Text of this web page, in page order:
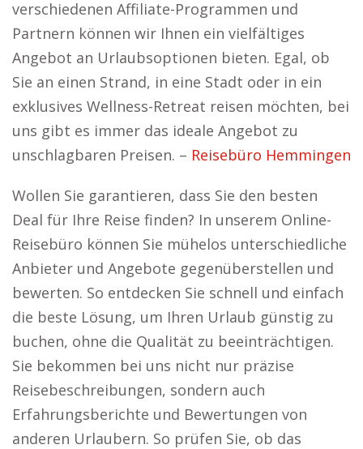
verschiedenen Affiliate-Programmen und
Partnern können wir Ihnen ein vielfältiges
Angebot an Urlaubsoptionen bieten. Egal, ob
Sie an einen Strand, in eine Stadt oder in ein
exklusives Wellness-Retreat reisen möchten, bei
uns gibt es immer das ideale Angebot zu
unschlagbaren Preisen. – Reisebüro Hemmingen
Wollen Sie garantieren, dass Sie den besten
Deal für Ihre Reise finden? In unserem Online-
Reisebüro können Sie mühelos unterschiedliche
Anbieter und Angebote gegenüberstellen und
bewerten. So entdecken Sie schnell und einfach
die beste Lösung, um Ihren Urlaub günstig zu
buchen, ohne die Qualität zu beeinträchtigen.
Sie bekommen bei uns nicht nur präzise
Reisebeschreibungen, sondern auch
Erfahrungsberichte und Bewertungen von
anderen Urlaubern. So prüfen Sie, ob das